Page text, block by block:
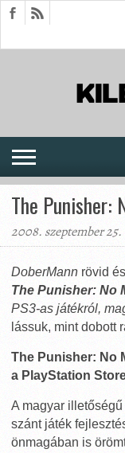
The Punisher:
2008. szeptember
DoberMann rövid
The Punisher: No
PS3-as játékról,
lássuk, mint dobott
The Punisher: No
a PlayStation
A magyar
szánt játék
önmagában is